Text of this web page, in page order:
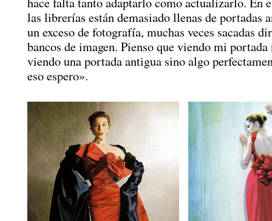
las librerías están demasiado llenas de portadas
un exceso de fotografía, muchas veces sacadas
bancos de imagen. Pienso que viendo mi portada
viendo una portada antigua sino algo
eso espero».